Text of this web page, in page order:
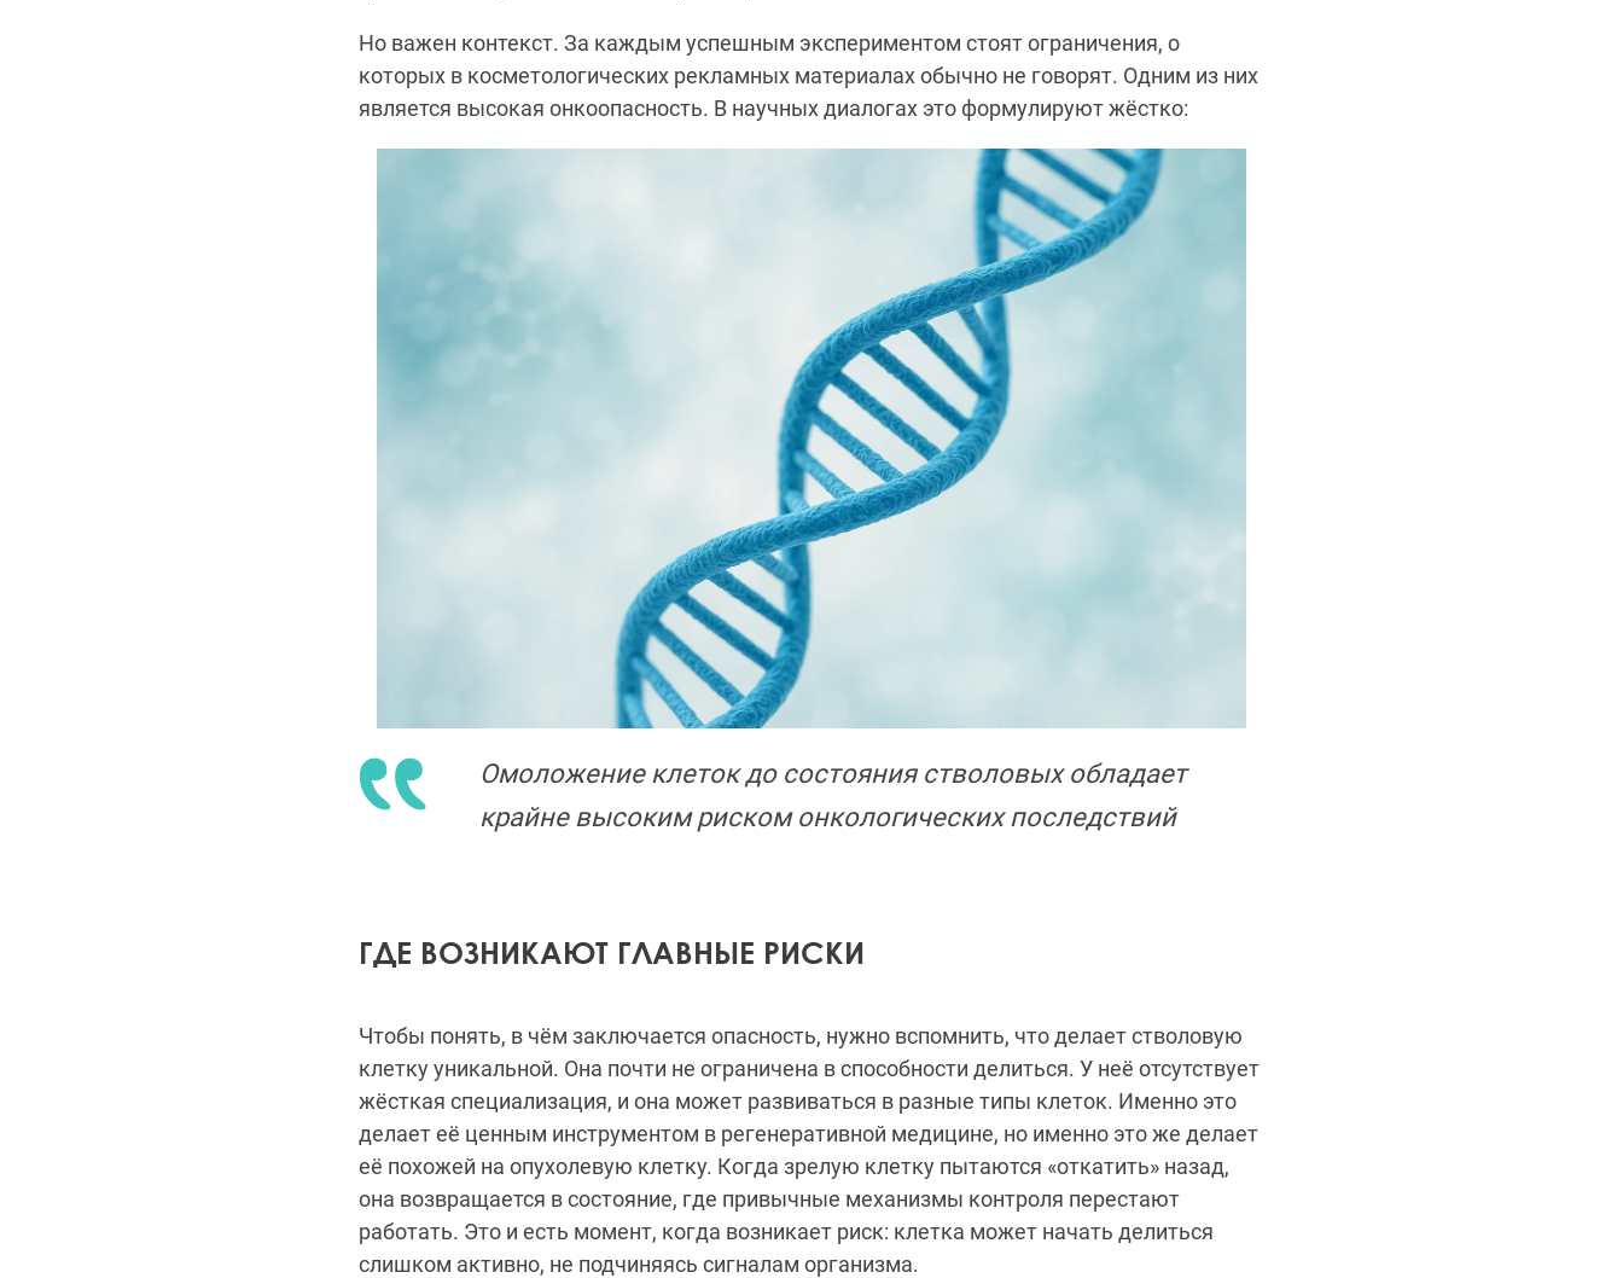
Но важен контекст. За каждым успешным экспериментом стоят ограничения, о
которых в косметологических рекламных материалах обычно не говорят. Одним из них
является высокая онкоопасность. В научных диалогах это формулируют жёстко:
Омоложение клеток до состояния стволовых обладает
крайне высоким риском онкологических последствий
ГДЕ ВОЗНИКАЮТ ГЛАВНЫЕ РИСКИ
Чтобы понять, в чём заключается опасность, нужно вспомнить, что делает стволовую
клетку уникальной. Она почти не ограничена в способности делиться. У неё отсутствует
жёсткая специализация, и она может развиваться в разные типы клеток. Именно это
делает её ценным инструментом в регенеративной медицине, но именно это же делает
её похожей на опухолевую клетку. Когда зрелую клетку пытаются «откатить» назад,
она возвращается в состояние, где привычные механизмы контроля перестают
работать. Это и есть момент, когда возникает риск: клетка может начать делиться
слишком активно, не подчиняясь сигналам организма.